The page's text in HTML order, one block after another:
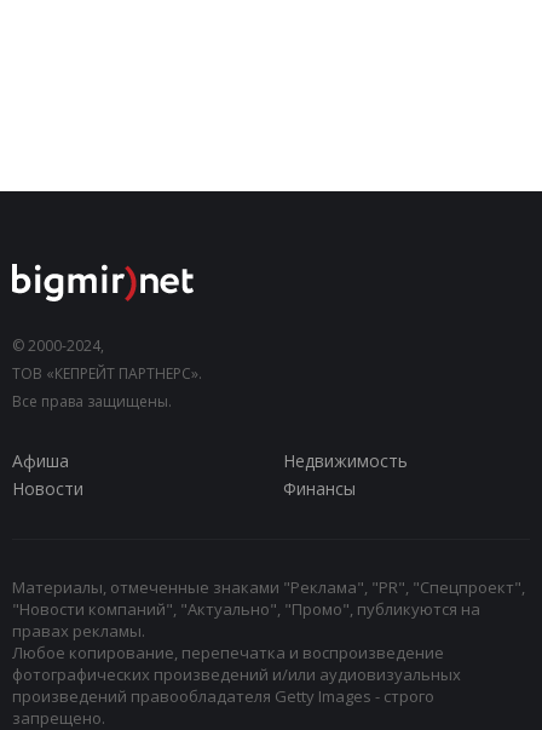
© 2000-2024,
ТОВ «КЕПРЕЙТ ПАРТНЕРС».
Все права защищены.
Афиша
Недвижимость
Новости
Финансы
Материалы, отмеченные знаками "Реклама", "PR", "Спецпроект",
"Новости компаний", "Актуально", "Промо", публикуются на
правах рекламы.
Любое копирование, перепечатка и воспроизведение
фотографических произведений и/или аудиовизуальных
произведений правообладателя Getty Images - строго
запрещено.